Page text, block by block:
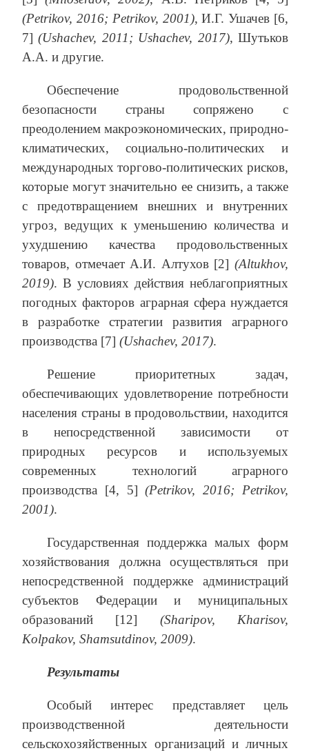
(Petrikov, 2016; Petrikov, 2001), И.Г. Ушачев [6,
7](Ushachev, 2011; Ushachev, 2017), Шутьков
А.А. и другие.
Обеспечение продовольственной
безопасности страны сопряжено с
преодолением макроэкономических, природно-
климатических, социально-политических и
международных торгово-политических рисков,
которые могут значительно ее снизить, а также
с предотвращением внешних и внутренних
угроз, ведущих к уменьшению количества и
ухудшению качества продовольственных
товаров, отмечает А.И. Алтухов [2] (Altukhov,
2019). В условиях действия неблагоприятных
погодных факторов аграрная сфера нуждается
в разработке стратегии развития аграрного
производства [7] (Ushachev, 2017).
Решение приоритетных задач,
обеспечивающих удовлетворение потребности
населения страны в продовольствии, находится
в непосредственной зависимости от
природных ресурсов и используемых
современных технологий аграрного
производства [4, 5](Petrikov, 2016; Petrikov,
2001).
Государственная поддержка малых форм
хозяйствования должна осуществляться при
непосредственной поддержке администраций
субъектов Федерации и муниципальных
образований [12] (Sharipov, Kharisov,
Kolpakov, Shamsutdinov, 2009).
Результаты
Особый интерес представляет цель
производственной деятельности
сельскохозяйственных организаций и личных